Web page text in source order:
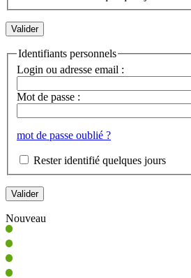
Identifiants personnels
Login ou adresse email :
Mot de passe :
mot de passe oublié ?
Rester identifié quelques jours
Nouveau